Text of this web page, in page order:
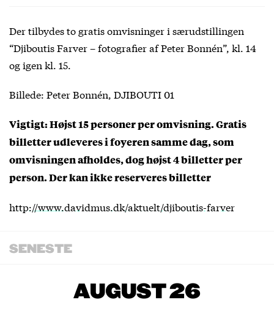
Der tilbydes to gratis omvisninger i særudstillingen
“Djiboutis Farver – fotografier af Peter Bonnén”, kl. 14
og igen kl. 15.
Billede: Peter Bonnén, DJIBOUTI 01
Vigtigt: Højst 15 personer per omvisning. Gratis
billetter udleveres i foyeren samme dag, som
omvisningen afholdes, dog højst 4 billetter per
person. Der kan ikke reserveres billetter
http://www.davidmus.dk/aktuelt/djiboutis-farver
SENESTE
AUGUST 26